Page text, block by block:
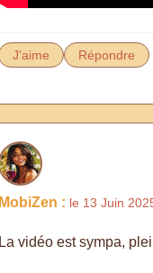
J'aime Répondre
MobiZen : le 13 Juin
La vidéo est sympa,